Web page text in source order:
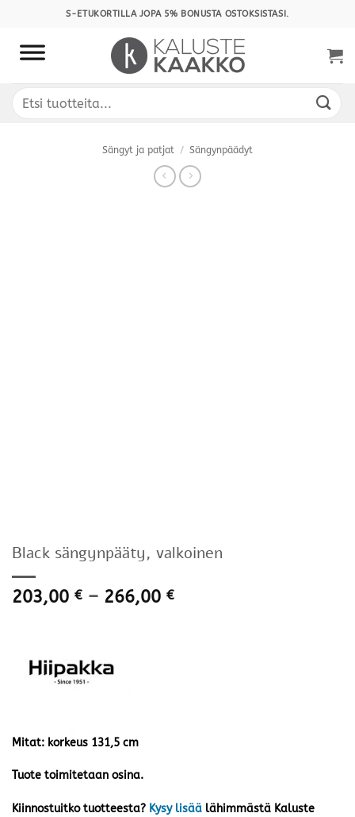
content
S-ETUKORTILLA JOPA 5% BONUSTA OSTOKSISTASI.
Etsi:
Sängyt ja patjat / Sängynpäädyt
Black sängynpääty, valkoinen
203,00 € – 266,00 €Hintaluokka:
Mitat: korkeus 131,5 cm
Tuote toimitetaan osina.
Kiinnostuitko tuotteesta? Kysy lisää lähimmästä Kaluste